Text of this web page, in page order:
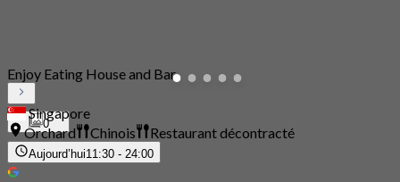
0
Enjoy Eating House and Bar
Singapore
Orchard
Chinois Restaurant décontracté
Aujourd’hui11:30 - 24:00